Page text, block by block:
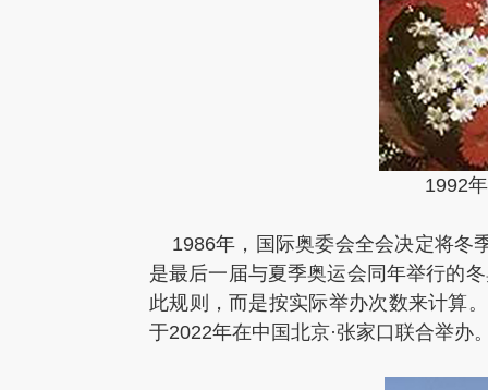
1992
1986年，国际奥委会全会决定将冬
是最后一届与夏季奥运会同年举行的
此规则，而是按实际举办次数来计算
于2022年在中国北京·张家口联合举办